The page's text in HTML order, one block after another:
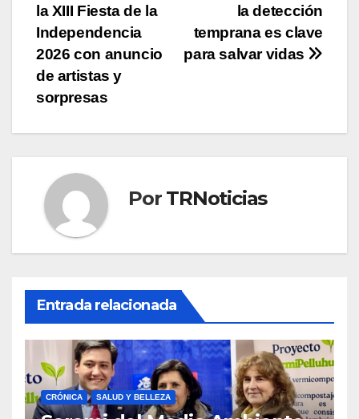
de
entradas
la detección
temprana es clave
para salvar vidas
la XIII Fiesta de la
Independencia
2026 con anuncio
de artistas y
sorpresas
Por TRNoticias
Entrada relacionada
CRÓNICA SALUD Y BELLEZA